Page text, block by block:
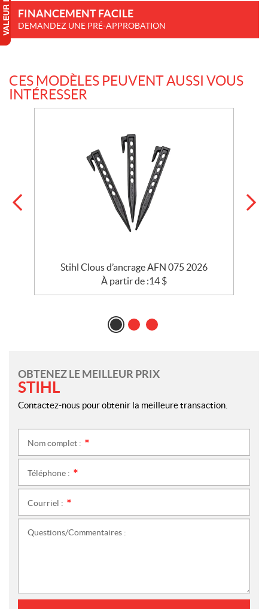
FINANCEMENT FACILE
DEMANDEZ UNE PRÉ-APPROBATION
CES MODÈLES PEUVENT AUSSI VOUS
INTÉRESSER
Stihl Clous d’ancrage AFN 075 2026
À partir de :14 $
OBTENEZ LE MEILLEUR PRIX
STIHL
Contactez-nous pour obtenir la meilleure transaction.
Nom complet :
Téléphone :
Courriel :
Questions/Commentaires :